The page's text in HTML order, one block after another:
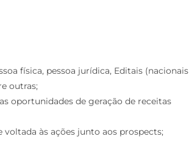
física, pessoa jurídica, Editais (nacionais
outras;
oportunidades de geração de receitas
às ações junto aos prospects;